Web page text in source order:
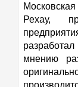
Рехау,
мнению